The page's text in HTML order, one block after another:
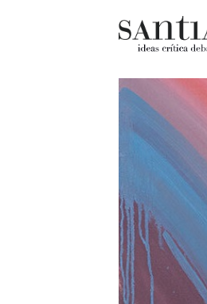
Actualidad
Archivo
Arquetipos de
Artes visuales
Ciencia
Cine y televisión